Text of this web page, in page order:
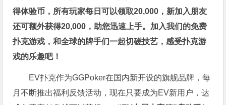
得体验币，所有玩家每日可以领取20,000，新加入朋友
还可额外获得20,000，助您迅速上手。 加入我们的免费
扑克游戏，和全球的牌手们一起切磋技艺，感受扑克游
戏的乐趣吧！
EV扑克作为GGPoker在国内新开设的旗舰品牌，每
月不断推出福利反馈活动，现在只要成为EV新用户，达